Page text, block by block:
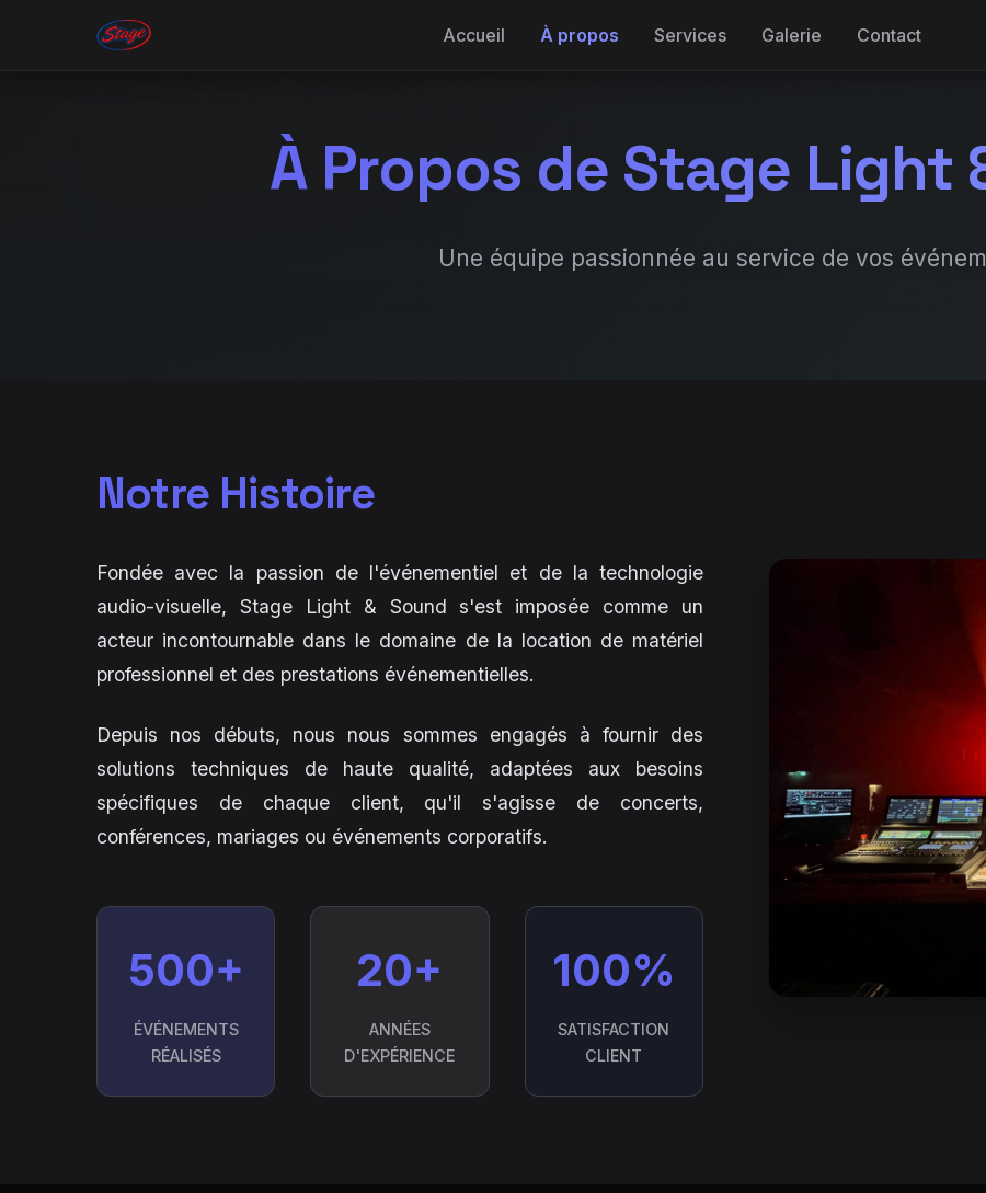
Accueil À propos Services Galerie Contact
À Propos de Stage Light
Une équipe passionnée au service de vos
Notre Histoire
Fondée avec la passion de l'événementiel et de la technologie
audio-visuelle, Stage Light & Sound s'est imposée comme un
acteur incontournable dans le domaine de la location de matériel
professionnel et des prestations événementielles.
Depuis nos débuts, nous nous sommes engagés à fournir des
solutions techniques de haute qualité, adaptées aux besoins
spécifiques de chaque client, qu'il s'agisse de concerts,
conférences, mariages ou événements corporatifs.
500+
ÉVÉNEMENTS
RÉALISÉS
20+
ANNÉES
D'EXPÉRIENCE
100%
SATISFACTION
CLIENT